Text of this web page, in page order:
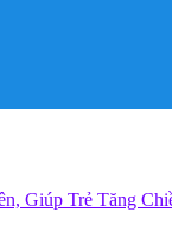
Giúp Trẻ Tăng